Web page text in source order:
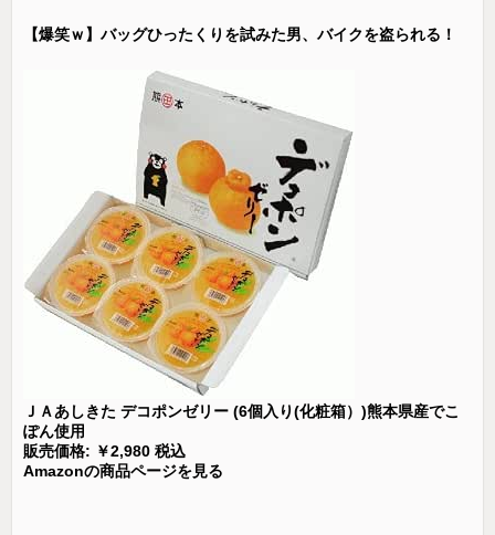
【爆笑ｗ】バッグひったくりを試みた男、バイクを盗られる！
ＪＡあしきた デコポンゼリー (6個入り(化粧箱）)熊本県産でこ
ぽん使用
販売価格: ￥2,980 税込
Amazonの商品ページを見る